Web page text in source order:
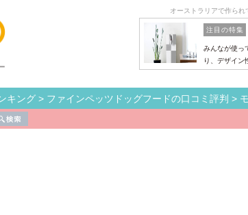
オーストラリアで作られ
注目の特集
みんなが使っ
り、デザイン
キング > ファインペッツドッグフードの口コミ評判 >